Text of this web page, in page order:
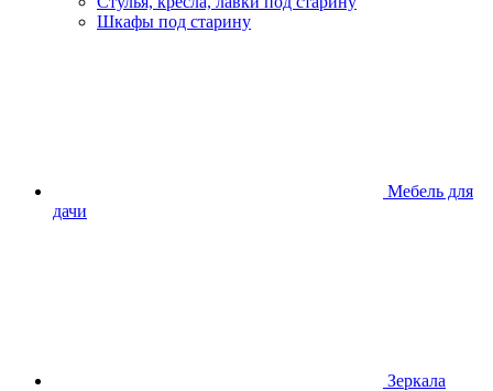
Шкафы под старину
Мебель для
дачи
Зеркала